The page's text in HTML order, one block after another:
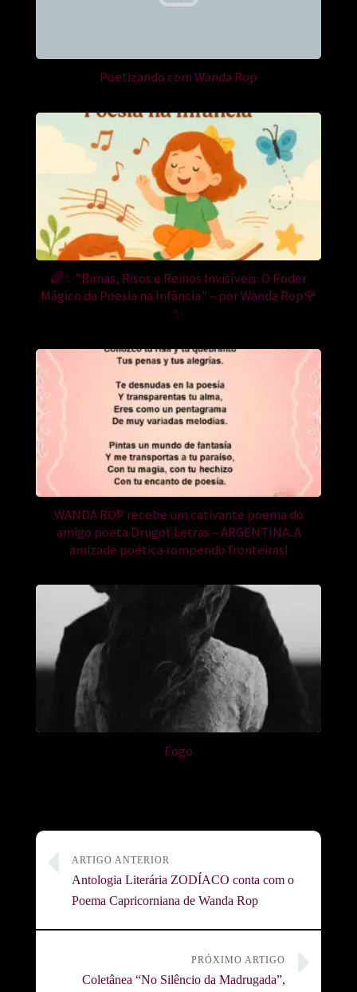
Poetizando com Wanda Rop
🌈✨”Rimas, Risos e Reinos Invisíveis: O Poder
Mágico da Poesia na Infância” – por Wanda Rop🌹
✨
WANDA ROP recebe um cativante poema do
amigo poeta Drugot Letras – ARGENTINA. A
amizade poética rompendo fronteiras!
Fogo
ARTIGO ANTERIOR
Antologia Literária ZODÍACO conta com o
Poema Capricorniana de Wanda Rop
PRÓXIMO ARTIGO
Coletânea “No Silêncio da Madrugada”,